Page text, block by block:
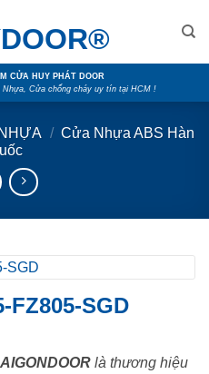
CỬA HUY PHÁT DOOR
Cửa chống cháy uy tín tại HCM !
/ Cửa Nhựa ABS Hàn
FZ805-SGD
là thương hiệu